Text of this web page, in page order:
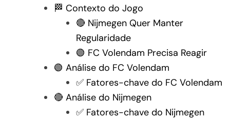
🏁 Contexto do Jogo
🔴 Nijmegen Quer Manter
Regularidade
🟢 FC Volendam Precisa Reagir
🟢 Análise do FC Volendam
✅ Fatores-chave do FC Volendam
🔴 Análise do Nijmegen
✅ Fatores-chave do Nijmegen